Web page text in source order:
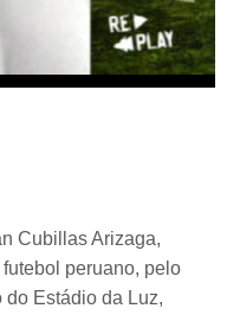
Cubillas Arizaga,
peruano, pelo
do Estádio da Luz,